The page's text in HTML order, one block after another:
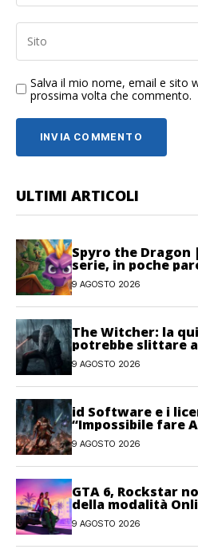
Salva il mio nome, email e sito
prossima volta che commento.
ULTIMI ARTICOLI
Spyro the
serie, in poche
9 AGOSTO 2026
The Witcher: la
potrebbe slittare
9 AGOSTO 2026
id Software e i
“Impossibile fare
personale”
9 AGOSTO 2026
GTA 6, Rockstar
della modalità
player
9 AGOSTO 2026